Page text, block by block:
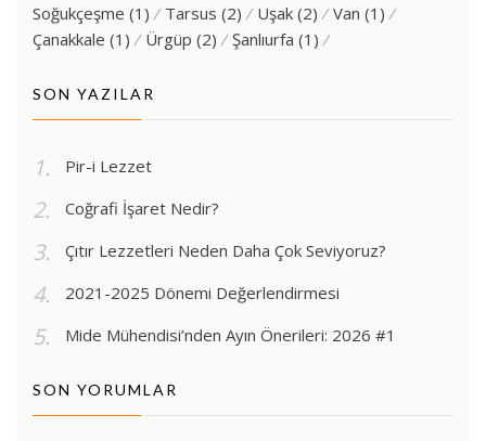
Soğukçeşme (1) Tarsus (2) Uşak (2) Van (1)
Çanakkale (1) Ürgüp (2) Şanlıurfa (1)
SON YAZILAR
Pir-i Lezzet
Coğrafi İşaret Nedir?
Çıtır Lezzetleri Neden Daha Çok Seviyoruz?
2021-2025 Dönemi Değerlendirmesi
Mide Mühendisi’nden Ayın Önerileri: 2026 #1
SON YORUMLAR